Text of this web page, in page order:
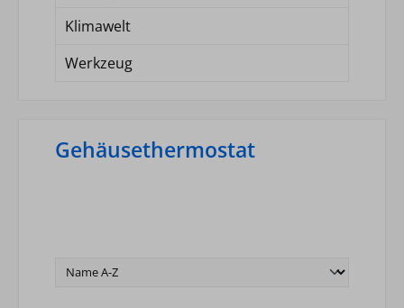
Klimawelt
Werkzeug
Gehäusethermostat